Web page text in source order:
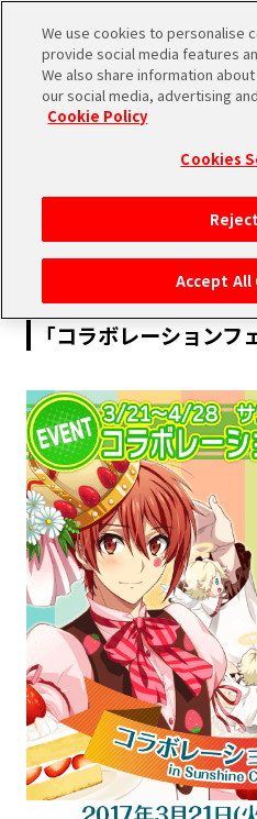
2017.03.10
PRODUCTS EVENT
【3/21〜4/28】サンシ
「コラボレーションフ
We use cookies to personalise
provide social media features
We also share information
our social media, advertising
Cookie Policy
Cookies
Accept All